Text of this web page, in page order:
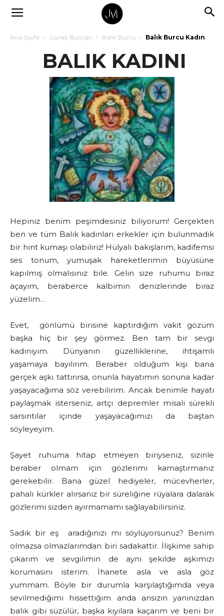
Ana Sayfa Güneş Burçları Balık Burcu Balık Burcu Kadın
BALIK KADINI
Hepiniz benim peşimdesiniz biliyorum! Gerçekten
ben ve tüm Balık kadınları erkekler için bulunmadık
bir hint kumaşı olabiliriz! Hülyalı bakışlarım, kadifemsi
ses tonum, yumuşak hareketlerimin büyüsüne
kapılmış olmalısınız bile. Gelin size ruhumu biraz
açayım, beraberce kalbimin denizlerinde biraz
yüzelim…
Evet, gönlümü birisine kaptırdığım vakit gözüm
başka hiç bir şey görmez. Ben tam bir sevgi
kadınıyım. Dünyanın güzelliklerine, ihtişamlı
yaşamaya bayılırım. Beraber olduğum kişi bana
gerçek aşkı tattırırsa, onunla hayatımın sonuna kadar
yaşayacağıma söz verebilirim. Ancak benimle hayatı
paylaşmak isterseniz, artçı depremler misali sürekli
sarsıntılar içinde yaşayacağımızı da baştan
söyleyeyim.
Şayet ruhuma hitap etmeyen biriyseniz, sizinle
beraber olmam için gözlerimi kamaştırmanız
gerekebilir. Bana güzel hediyeler, mücevherler,
pahalı kürkler alırsanız bir süreliğine rüyalara dalarak
gözlerimi sizden ayırmamamı sağlayabilirsiniz.
Sadık bir eş aradığınızı mı söylüyorsunuz? Benim
olmazsa olmazlarımdan biri sadakattir. İlişkime sahip
çıkarım ve sevgilimin de aynı şekilde aşkımızı
korumasını isterim. İhanete asla ve asla göz
yummam. Böyle bir durumla karşılaştığımda veya
sevilmediğimi hissettiğim anda ansızın yanınızdan
balık gibi süzülür, başka kıyılara kaçarım ve beni bir